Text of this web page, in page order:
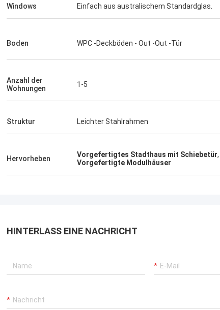
Ich empfehle in hohem Grade David von
tiefem blauem Smarthouse für die Leute,
suchen, die überall in der Welt versendet
Windows Einfach aus australischem Standardglas.
Boden WPC -Deckböden - Out -Out -Tür
Anzahl der
Wohnungen
1-5
Struktur Leichter Stahlrahmen
Hervorheben Vorgefertigtes Stadthaus mit Schiebetür,
Vorgefertigte Modulhäuser
HINTERLASS EINE NACHRICHT